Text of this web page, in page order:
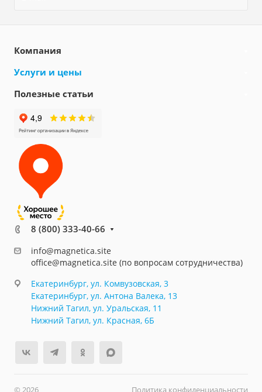
Компания
Услуги и цены
Полезные статьи
8 (800) 333-40-66
info@magnetica.site
office@magnetica.site (по вопросам сотрудничества)
Екатеринбург, ул. Комвузовская, 3
Екатеринбург, ул. Антона Валека, 13
Нижний Тагил, ул. Уральская, 11
Нижний Тагил, ул. Красная, 6Б
© 2026
Политика конфиденциальности